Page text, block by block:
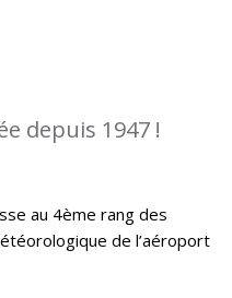
depuis 1947 !
au 4ème rang des
de l’aéroport